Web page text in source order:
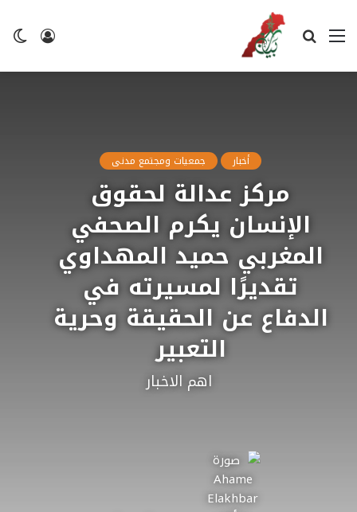
تسجيل
القائمة بحث
أخبار جمعيات ومجتمع مدنى
مركز عدالة لحقوق
الإنسان يكرم الصحفي
المغربي حميد المهداوي
تقديرًا لمسيرته في
الدفاع عن الحقيقة وحرية
التعبير
اهم الاخبار